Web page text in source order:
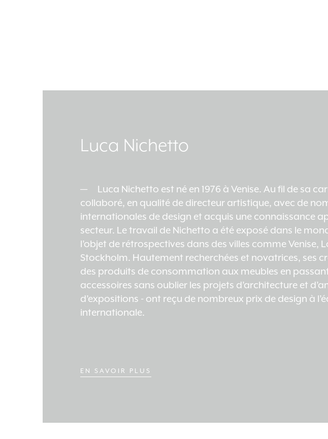
Luca Nichetto
Luca Nichetto est né en 1976 à Venise. Au fil de sa
collaboré, en qualité de directeur artistique, avec de
internationales de design et acquis une connaissance
secteur. Le travail de Nichetto a été exposé dans le
l’objet de rétrospectives dans des villes comme Venise,
Stockholm. Hautement recherchées et novatrices, ses
des produits de consommation aux meubles en
accessoires sans oublier les projets d’architecture et
d’expositions - ont reçu de nombreux prix de design à
internationale.
EN SAVOIR PLUS